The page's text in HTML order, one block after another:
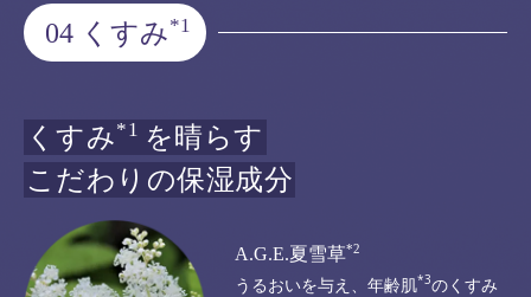
04 くすみ*1
くすみ*1 を晴らす
こだわりの保湿成分
A.G.E.夏雪草*2
うるおいを与え、年齢肌*3のくすみ